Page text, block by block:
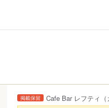
掲載保留 Cafe Bar レフティ